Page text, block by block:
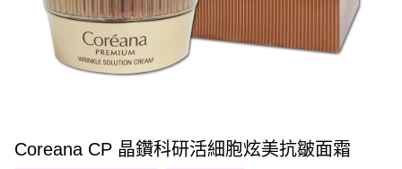
Coreana CP 晶鑽科研活細胞炫美抗皺面霜